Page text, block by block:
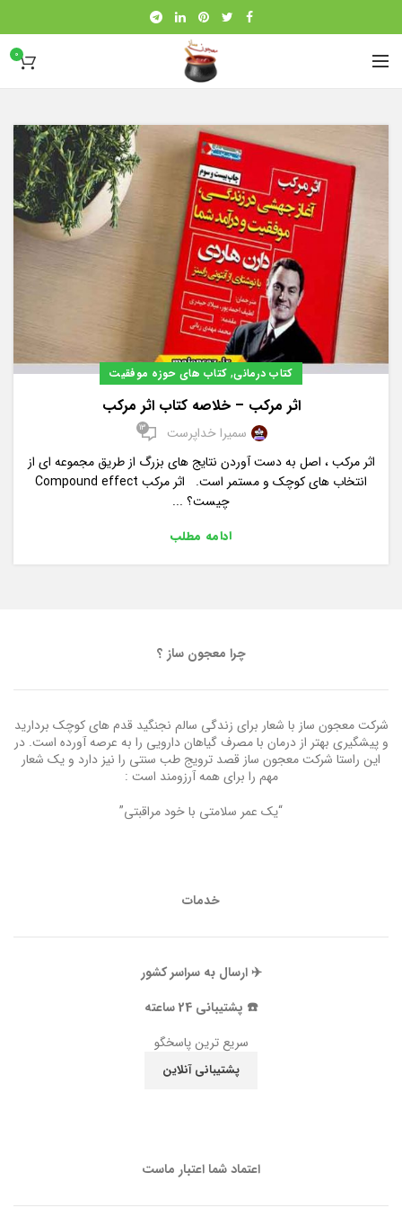
0
کتاب درمانی, کتاب های حوزه موفقیت
اثر مرکب – خلاصه کتاب اثر مرکب
سمیرا خداپرست 13
اثر مرکب ، اصل به دست آوردن نتایج های بزرگ از طریق مجموعه ای از
انتخاب های کوچک و مستمر است. اثر مرکب Compound effect
چیست؟ ...
ادامه مطلب
چرا معجون ساز ؟
شرکت معجون ساز با شعار برای زندگی سالم نجنگید قدم های کوچک بردارید
و پیشگیری بهتر از درمان با مصرف گیاهان دارویی را به عرصه آورده است. در
این راستا شرکت معجون ساز قصد ترویج طب سنتی را نیز دارد و یک شعار
مهم را برای همه آرزومند است :
“یک عمر سلامتی با خود مراقبتی”
خدمات
✈️ ارسال به سراسر کشور
☎️ پشتیبانی 24 ساعته
سریع ترین پاسخگو
پشتیبانی آنلاین
اعتماد شما اعتبار ماست